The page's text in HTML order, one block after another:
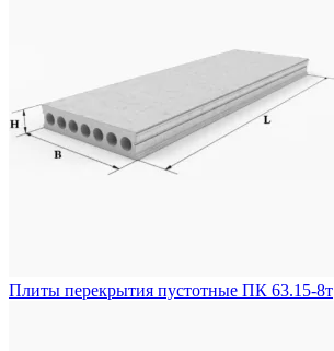
Плиты перекрытия пустотные ПК 63.15-8т